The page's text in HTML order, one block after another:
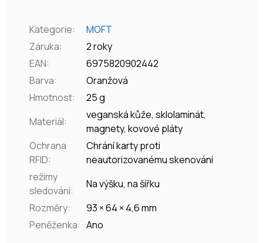
Kategorie:
MOFT
Záruka:
2 roky
EAN:
6975820902442
Barva:
Oranžová
Hmotnost:
25 g
Materiál:
veganská kůže, sklolaminát,
magnety, kovové pláty
Ochrana
RFID:
Chrání karty proti
neautorizovanému skenování
režimy
sledování:
Na výšku, na šířku
Rozměry:
93 × 64 × 4,6 mm
Peněženka: Ano